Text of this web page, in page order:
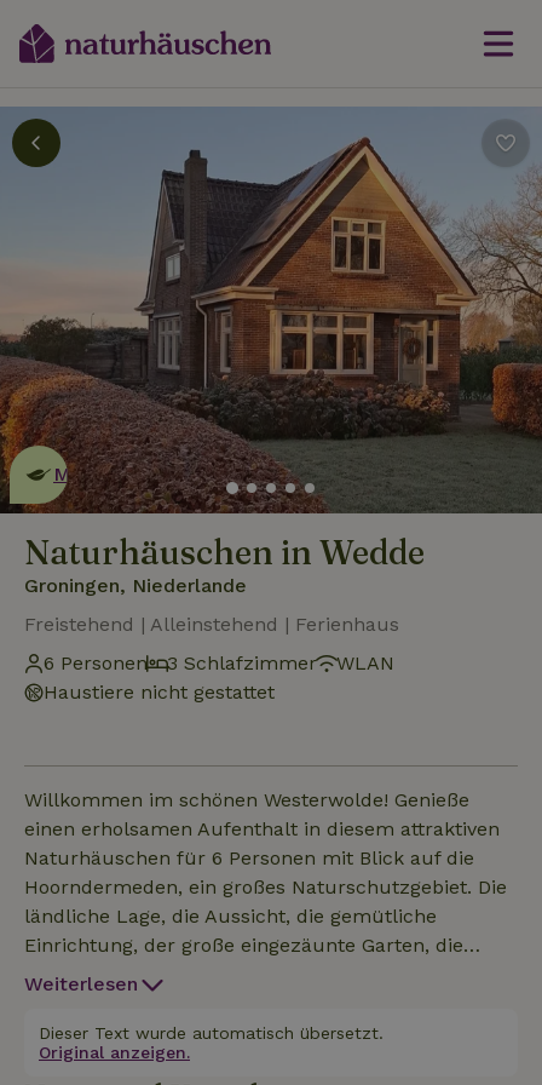
Dies ist ein
umweltschonendes
Naturhäuschen
Mehr erfahren
Naturhäuschen in Wedde
Groningen, Niederlande
Freistehend | Alleinstehend | Ferienhaus
6 Personen
3 Schlafzimmer
WLAN
Haustiere nicht gestattet
Willkommen im schönen Westerwolde! Genieße
einen erholsamen Aufenthalt in diesem attraktiven
Naturhäuschen für 6 Personen mit Blick auf die
Hoorndermeden, ein großes Naturschutzgebiet. Die
ländliche Lage, die Aussicht, die gemütliche
Einrichtung, der große eingezäunte Garten, die
schöne Terrasse und das einzigartige Berehol, in
machen den Aufenthalt unvergesslich: 3
komfortable Schlafzimmer (1. Stock); ein
Weiterlesen
Dieser Text wurde automatisch übersetzt.
Original anzeigen.